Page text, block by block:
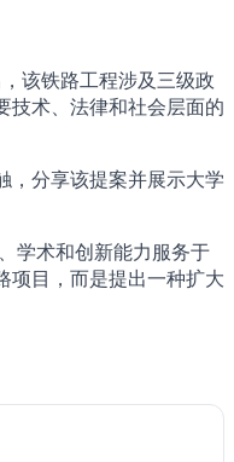
该铁路工程涉及三级政
技术、法律和社会层面的
，分享该提案并展示大学
学术和创新能力服务于
项目，而是提出一种扩大